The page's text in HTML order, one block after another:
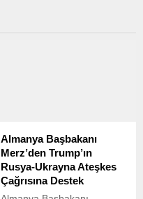
Almanya Başbakanı
Merz’den Trump’ın
Rusya-Ukrayna Ateşkes
Çağrısına Destek